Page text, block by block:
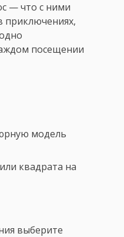
— что с ними
приключениях,
посещении
модель
квадрата на
выберите